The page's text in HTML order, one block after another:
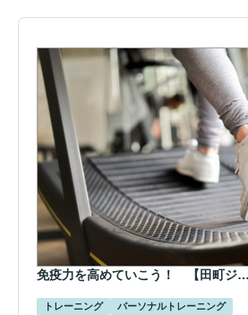
免疫力を高めていこう！ 【田町ジ…
トレーニング
パーソナルトレーニング